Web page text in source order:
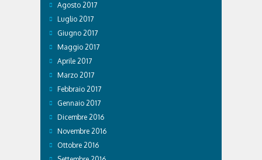
Agosto 2017
Luglio 2017
Giugno 2017
Maggio 2017
Aprile 2017
Marzo 2017
Febbraio 2017
Gennaio 2017
Dicembre 2016
Novembre 2016
Ottobre 2016